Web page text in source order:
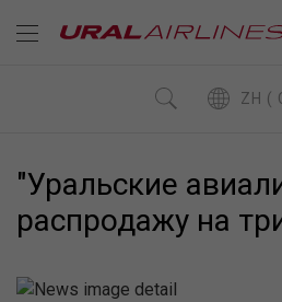
"Уральские
распродажу на